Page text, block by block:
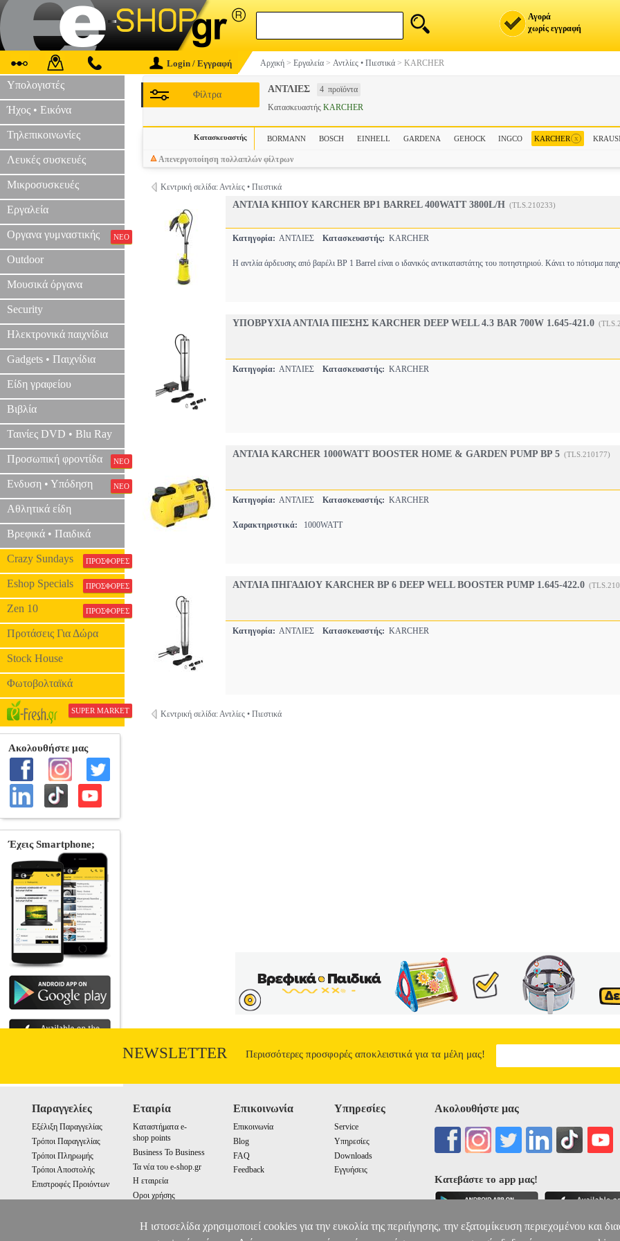
Αγορά
χωρίς εγγραφή
Login / Εγγραφή Αρχική > Εργαλεία > Αντλίες • Πιεστικά > KARCHER
Υπολογιστές
Ήχος • Εικόνα
Τηλεπικοινωνίες
Λευκές συσκευές
Μικροσυσκευές
Εργαλεία
Οργανα γυμναστικής ΝΕΟ
Outdoor
Μουσικά όργανα
Security
Ηλεκτρονικά παιχνίδια
Gadgets • Παιχνίδια
Είδη γραφείου
Βιβλία
Ταινίες DVD • Blu Ray
Προσωπική φροντίδα ΝΕΟ
Ενδυση • Υπόδηση ΝΕΟ
Αθλητικά είδη
Βρεφικά • Παιδικά
Crazy Sundays ΠΡΟΣΦΟΡΕΣ
Eshop Specials ΠΡΟΣΦΟΡΕΣ
Zen 10 ΠΡΟΣΦΟΡΕΣ
Προτάσεις Για Δώρα
Stock House
Φωτοβολταϊκά
SUPER MARKET
ΑΝΤΛΙΕΣ 4 προϊόντα
Φίλτρα
Κατασκευαστής KARCHER
Κατασκευαστής BORMANN BOSCH EINHELL GARDENA GEHOCK INGCO KARCHER x
Απενεργοποίηση πολλαπλών φίλτρων
Κεντρική σελίδα: Αντλίες • Πιεστικά
ΑΝΤΛΙΑ ΚΗΠΟΥ KARCHER BP1 BARREL 400WATT 3800L/H (TLS.210233)
Κατηγορία: ΑΝΤΛΙΕΣ Κατασκευαστής: KARCHER
Η αντλία άρδευσης από βαρέλι BP 1 Barrel είναι ο ιδανικός αντικαταστάτης του ποτηστηριού. Κάνει το πότισμα
ΥΠΟΒΡΥΧΙΑ ΑΝΤΛΙΑ ΠΙΕΣΗΣ KARCHER DEEP WELL 4.3 BAR 700W 1.645-421.0
Κατηγορία: ΑΝΤΛΙΕΣ Κατασκευαστής: KARCHER
ΑΝΤΛΙΑ KARCHER 1000WATT BOOSTER HOME & GARDEN PUMP BP 5 (TLS.210177)
Κατηγορία: ΑΝΤΛΙΕΣ Κατασκευαστής: KARCHER
Χαρακτηριστικά: 1000WATT
ΑΝΤΛΙΑ ΠΗΓΑΔΙΟΥ KARCHER BP 6 DEEP WELL BOOSTER PUMP 1.645-422.0
Κατηγορία: ΑΝΤΛΙΕΣ Κατασκευαστής: KARCHER
Κεντρική σελίδα: Αντλίες • Πιεστικά
NEWSLETTER Περισσότερες προσφορές αποκλειστικά για τα μέλη μας!
Παραγγελίες
Εξέλιξη Παραγγελίας
Τρόποι Παραγγελίας
Τρόποι Πληρωμής
Τρόποι Αποστολής
Επιστροφές Προιόντων
Εταιρία
Καταστήματα e-
shop points
Business To Business
Τα νέα του e-shop.gr
Η εταιρεία
Οροι χρήσης
Επικοινωνία
Επικοινωνία
Blog
FAQ
Feedback
Υπηρεσίες
Service
Υπηρεσίες
Downloads
Εγγυήσεις
Ακολουθήστε μας
Κατεβάστε το app μας!
Η ιστοσελίδα χρησιμοποιεί cookies για την ευκολία της περιήγησης, την εξατομίκευση περιεχομένου και